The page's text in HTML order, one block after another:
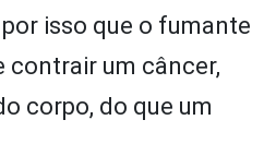
isso que o fumante
contrair um câncer,
corpo, do que um